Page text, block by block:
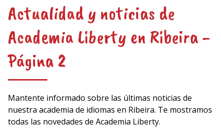
Actualidad y noticias de
Academia Liberty en Ribeira -
Página 2
Mantente informado sobre las últimas noticias de
nuestra academia de idiomas en Ribeira. Te mostramos
todas las novedades de Academia Liberty.